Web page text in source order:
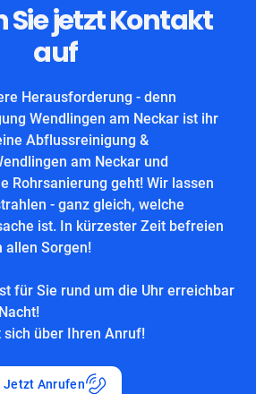
Sie jetzt Kontakt
auf
Herausforderung - denn
Wendlingen am Neckar ist ihr
Abflussreinigung &
am Neckar und
Rohrsanierung geht! Wir lassen
- ganz gleich, welche
ist. In kürzester Zeit befreien
allen Sorgen!
für Sie rund um die Uhr erreichbar
sich über Ihren Anruf!
Jetzt Anrufen